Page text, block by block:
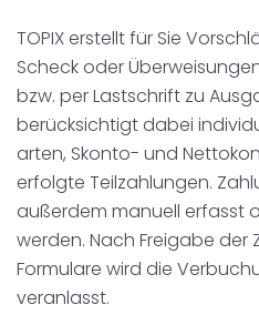
TOPIX erstellt für Sie
Scheck oder
bzw. per Lastschrift zu
berücksichtigt dabei
arten, Skonto- und
erfolgte Teilzahlungen.
außerdem manuell erfasst
werden. Nach Freigabe der
Formulare wird die
veranlasst.